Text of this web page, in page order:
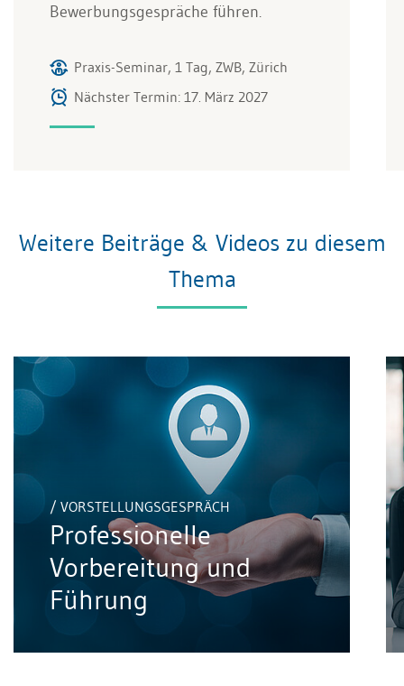
Bewerbungsgespräche führen.
Praxis-Seminar, 1 Tag, ZWB, Zürich
Nächster Termin: 17. März 2027
Weitere Beiträge & Videos zu diesem
Thema
/ VORSTELLUNGSGESPRÄCH
Professionelle
Vorbereitung und
Führung